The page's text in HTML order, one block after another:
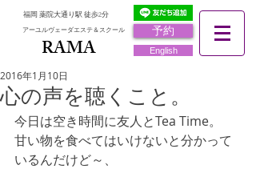
予約
福岡 薬院大通り駅 徒歩2分
アーユルヴェーダエステ＆スクール
RAMA English
心の声を聴くこと。
2016年1月10日
今日は空き時間に友人とTea Time。
甘い物を食べてはいけないと分かって
いるんだけど～、